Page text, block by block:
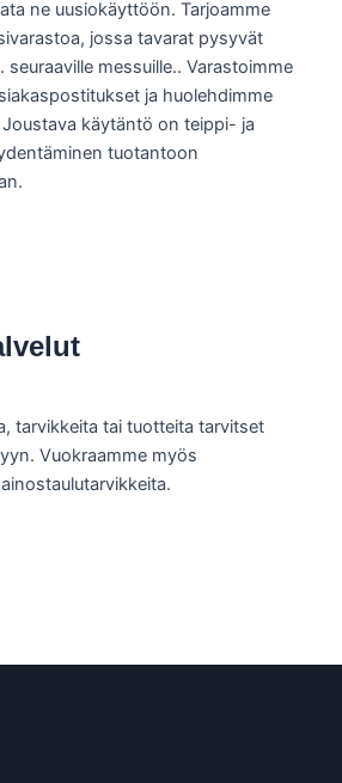
ne uusiokäyttöön. Tarjoamme
jossa tavarat pysyvät
seuraaville messuille.. Varastoimme
ja huolehdimme
käytäntö on teippi- ja
tuotantoon
tarvikkeita tai tuotteita tarvitset
Vuokraamme myös